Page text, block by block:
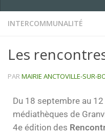
INTERCOMMUNALITÉ
Les
PARMAIRIE ANCTOVILLE-SUR-
Du 18 septembre au
médiathèques de
4e édition des